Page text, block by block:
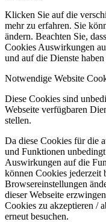
Klicken Sie auf die
mehr zu erfahren. Sie
ändern. Beachten Sie,
Cookies Auswirkungen
und auf die Dienste
Notwendige Website
Diese Cookies sind
Webseite verfügbaren
stellen.
Da diese Cookies für die
und Funktionen
Auswirkungen auf die
können Cookies jederzeit
Browsereinstellungen
dieser Webseite
Cookies zu akzeptieren /
erneut besuchen.